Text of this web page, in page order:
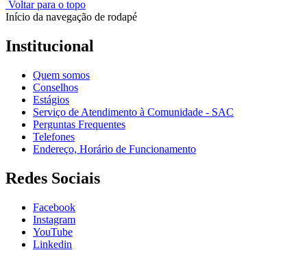
Voltar para o topo
Início da navegação de rodapé
Institucional
Quem somos
Conselhos
Estágios
Serviço de Atendimento à Comunidade - SAC
Perguntas Frequentes
Telefones
Endereço, Horário de Funcionamento
Redes Sociais
Facebook
Instagram
YouTube
Linkedin